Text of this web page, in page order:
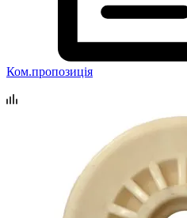
Ком.пропозиція